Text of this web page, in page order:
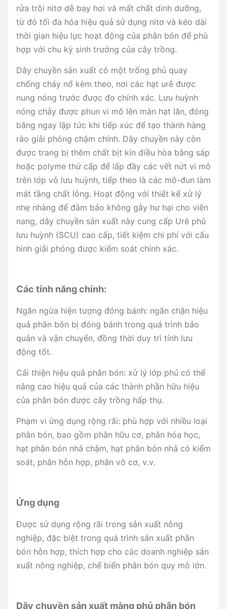
rửa trôi nitơ dễ bay hơi và mất chất dinh dưỡng,
từ đó tối đa hóa hiệu quả sử dụng nitơ và kéo dài
thời gian hiệu lực hoạt động của phân bón để phù
hợp với chu kỳ sinh trưởng của cây trồng.
Dây chuyền sản xuất có một trống phủ quay
chống cháy nổ kèm theo, nơi các hạt urê được
nung nóng trước được đo chính xác. Lưu huỳnh
nóng chảy được phun vi mô lên màn hạt lăn, đóng
băng ngay lập tức khi tiếp xúc để tạo thành hàng
rào giải phóng chậm chính. Dây chuyền này còn
được trang bị thêm chất bịt kín điều hòa bằng sáp
hoặc polyme thứ cấp để lấp đầy các vết nứt vi mô
trên lớp vỏ lưu huỳnh, tiếp theo là các mô-đun làm
mát tầng chất lỏng. Hoạt động với thiết kế xử lý
nhẹ nhàng để đảm bảo không gây hư hại cho viên
nang, dây chuyền sản xuất này cung cấp Urê phủ
lưu huỳnh (SCU) cao cấp, tiết kiệm chi phí với cấu
hình giải phóng được kiểm soát chính xác.
Các tính năng chính:
Ngăn ngừa hiện tượng đóng bánh: ngăn chặn hiệu
quả phân bón bị đóng bánh trong quá trình bảo
quản và vận chuyển, đồng thời duy trì tính lưu
động tốt.
Cải thiện hiệu quả phân bón: xử lý lớp phủ có thể
nâng cao hiệu quả của các thành phần hữu hiệu
của phân bón được cây trồng hấp thụ.
Phạm vi ứng dụng rộng rãi: phù hợp với nhiều loại
phân bón, bao gồm phân hữu cơ, phân hóa học,
hạt phân bón nhả chậm, hạt phân bón nhả có kiểm
soát, phân hỗn hợp, phân vô cơ, v.v.
Ứng dụng
Được sử dụng rộng rãi trong sản xuất nông
nghiệp, đặc biệt trong quá trình sản xuất phân
bón hỗn hợp, thích hợp cho các doanh nghiệp sản
xuất nông nghiệp, chế biến phân bón quy mô lớn.
Dây chuyền sản xuất màng phủ phân bón